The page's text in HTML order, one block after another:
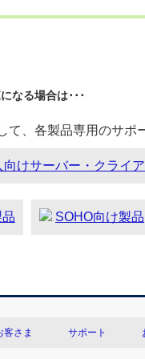
なる場合は･･･
て、各製品専用のサポ
向けサーバー・クライ
SOHO向け製品
客さま サポート